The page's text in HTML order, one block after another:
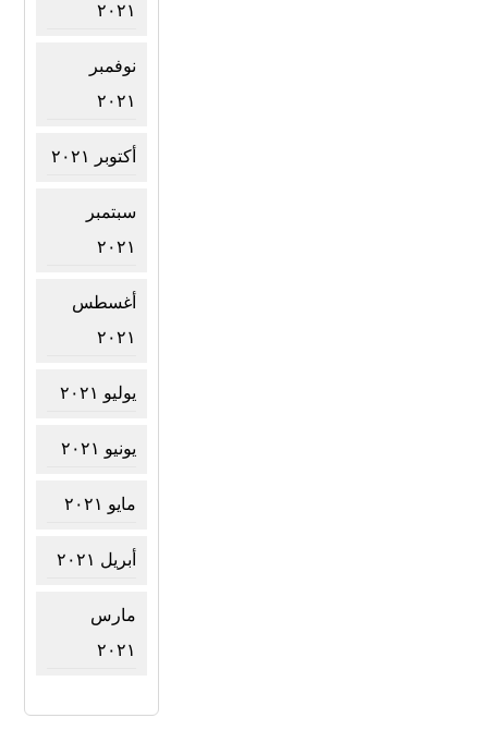
٢٠٢١
نوفمبر
٢٠٢١
أكتوبر ٢٠٢١
سبتمبر
٢٠٢١
أغسطس
٢٠٢١
يوليو ٢٠٢١
يونيو ٢٠٢١
مايو ٢٠٢١
أبريل ٢٠٢١
مارس
٢٠٢١